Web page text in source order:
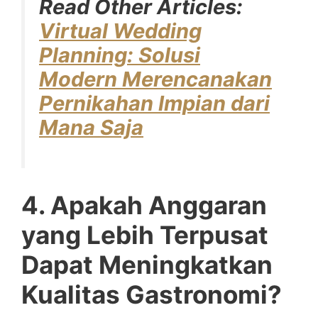
Read Other Articles:
Virtual Wedding
Planning: Solusi
Modern Merencanakan
Pernikahan Impian dari
Mana Saja
4. Apakah Anggaran
yang Lebih Terpusat
Dapat Meningkatkan
Kualitas Gastronomi?